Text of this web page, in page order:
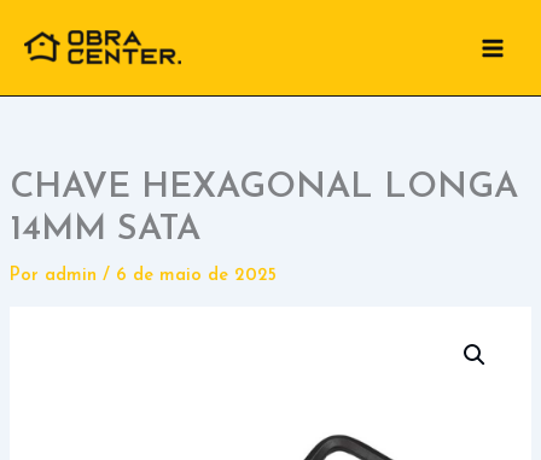
para
conteúdo
CHAVE HEXAGONAL LONGA
14MM SATA
Por admin / 6 de maio de 2025